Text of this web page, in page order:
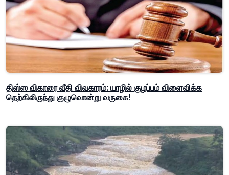
திஸ்ஸ விகாரை வீதி விவகாரம்: யாழில் குழப்பம் விளைவிக்க
தெற்கிலிருந்து குழுவொன்று வருகை!